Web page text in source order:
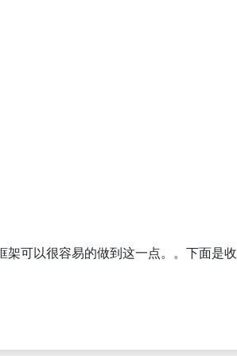
可以很容易的做到这一点。。下面是收